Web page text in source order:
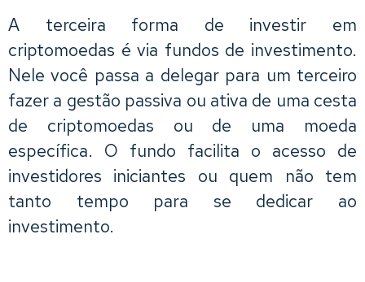
A terceira forma de investir em
criptomoedas é via fundos de investimento.
Nele você passa a delegar para um terceiro
fazer a gestão passiva ou ativa de uma cesta
de criptomoedas ou de uma moeda
específica. O fundo facilita o acesso de
investidores iniciantes ou quem não tem
tanto tempo para se dedicar ao
investimento.